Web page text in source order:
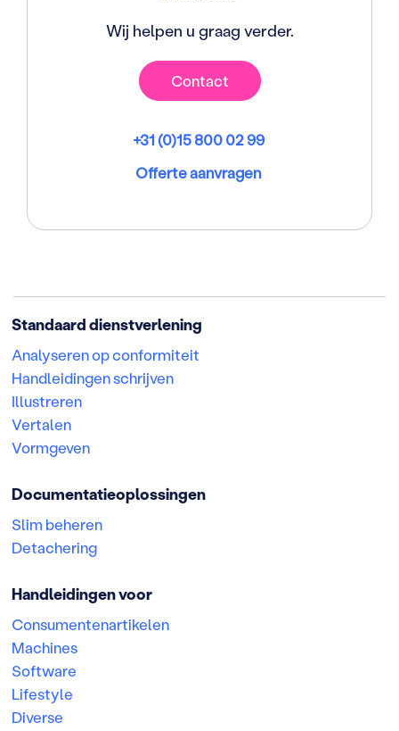
Wij helpen u graag verder.
Contact
+31 (0)15 800 02 99
Offerte aanvragen
Standaard dienstverlening
Analyseren op conformiteit
Handleidingen schrijven
Illustreren
Vertalen
Vormgeven
Documentatieoplossingen
Slim beheren
Detachering
Handleidingen voor
Consumentenartikelen
Machines
Software
Lifestyle
Diverse